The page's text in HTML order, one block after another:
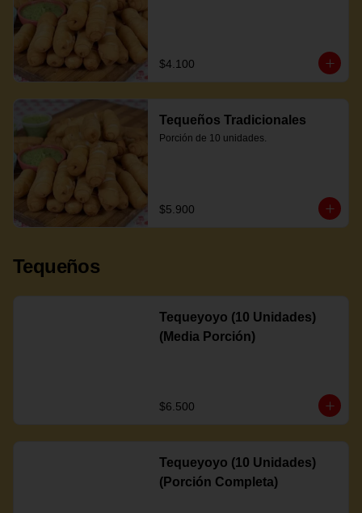
$4.100
Tequeños Tradicionales
Porción de 10 unidades.
$5.900
Tequeños
Tequeyoyo (10 Unidades)
(Media Porción)
$6.500
Tequeyoyo (10 Unidades)
(Porción Completa)